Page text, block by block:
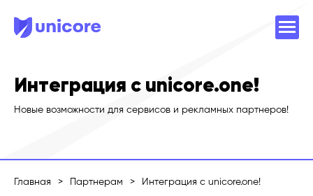
Интеграция с unicore.one!
Новые возможности для сервисов и рекламных партнеров!
Главная > Партнерам > Интеграция с unicore.one!